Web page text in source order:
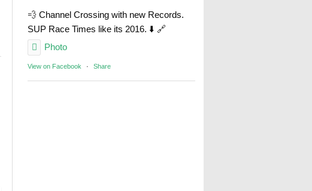
💨 Channel Crossing with new Records.
SUP Race Times like its 2016. ⬇️ 🔗
Photo
View on Facebook · Share